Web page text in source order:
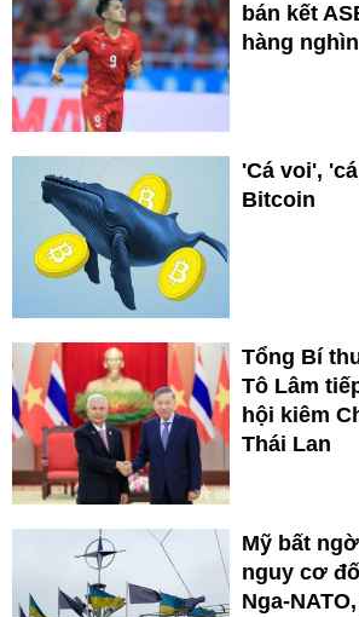
bán kết
hàng
'Cá voi',
Bitcoin
Tổng Bí
Tô Lâm
hội kiêm
Thái Lan
Mỹ bất
nguy cơ
Nga-